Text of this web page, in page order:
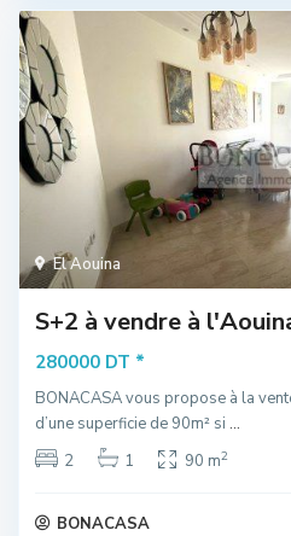
El Aouina
S+2 à vendre à
280000 DT *
BONACASA vous propose à la
d’une superficie de 90m² si ...
2
1 90 m2
BONACASA